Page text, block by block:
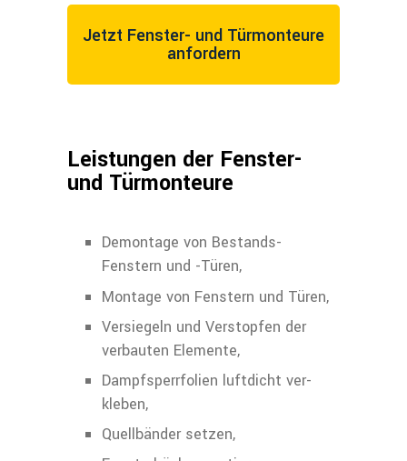
Jetzt Fenster- und Türmonteure
anfordern
Leistungen der Fenster-
und Türmonteure
Demontage von Bestands-
Fenstern und -Türen,
Montage von Fenstern und Türen,
Versiegeln und Verstopfen der
verbauten Elemente,
Dampfsperrfolien luftdicht ver­
kleben,
Quellbänder setzen,